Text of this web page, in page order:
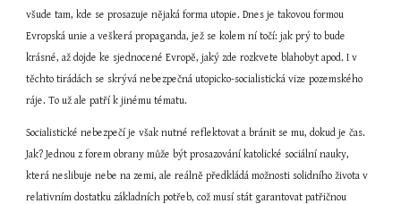
všude tam, kde se prosazuje nějaká forma utopie. Dnes je takovou formou
Evropská unie a veškerá propaganda, jež se kolem ní točí: jak prý to bude
krásné, až dojde ke sjednocené Evropě, jaký zde rozkvete blahobyt apod. I v
těchto tirádách se skrývá nebezpečná utopicko-socialistická vize pozemského
ráje. To už ale patří k jinému tématu.
Socialistické nebezpečí je však nutné reflektovat a bránit se mu, dokud je čas.
Jak? Jednou z forem obrany může být prosazování katolické sociální nauky,
která neslibuje nebe na zemi, ale reálně předkládá možnosti solidního života v
relativním dostatku základních potřeb, což musí stát garantovat patřičnou